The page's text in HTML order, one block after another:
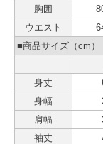
胸囲
ウエスト
■商品サイズ（cm）
身丈
身幅
肩幅
袖丈